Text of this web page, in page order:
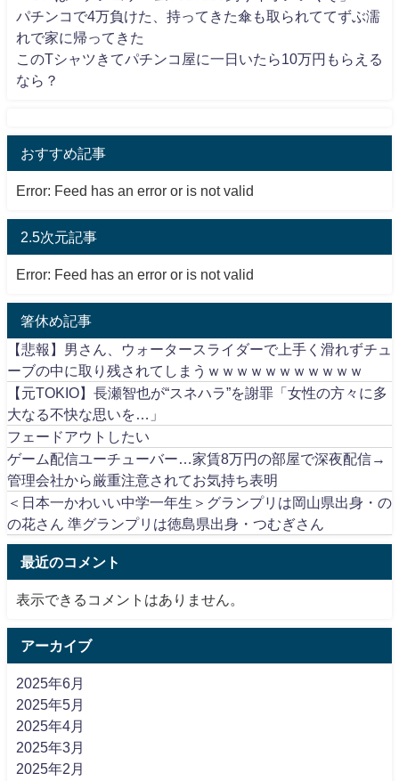
パチンコで4万負けた、持ってきた傘も取られててずぶ濡
れで家に帰ってきた
このTシャツきてパチンコ屋に一日いたら10万円もらえる
なら？
おすすめ記事
Error: Feed has an error or is not valid
2.5次元記事
Error: Feed has an error or is not valid
箸休め記事
【悲報】男さん、ウォータースライダーで上手く滑れずチュ
ーブの中に取り残されてしまうｗｗｗｗｗｗｗｗｗｗｗ
【元TOKIO】長瀬智也が“スネハラ”を謝罪「女性の方々に多
大なる不快な思いを…」
フェードアウトしたい
ゲーム配信ユーチューバー…家賃8万円の部屋で深夜配信→
管理会社から厳重注意されてお気持ち表明
＜日本一かわいい中学一年生＞グランプリは岡山県出身・の
の花さん 準グランプリは徳島県出身・つむぎさん
最近のコメント
表示できるコメントはありません。
アーカイブ
2025年6月
2025年5月
2025年4月
2025年3月
2025年2月